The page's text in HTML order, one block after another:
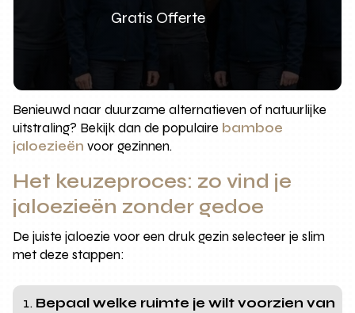
Gratis Offerte
Benieuwd naar duurzame alternatieven of natuurlijke
uitstraling? Bekijk dan de populaire bamboe
jaloezieën voor gezinnen.
Het keuzeproces: zo vind je
jaloezieën zonder gedoe
De juiste jaloezie voor een druk gezin selecteer je slim
met deze stappen:
Bepaal welke ruimte je wilt voorzien van